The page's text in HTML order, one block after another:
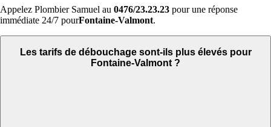
Appelez Plombier Samuel au 0476/23.23.23 pour une réponse
immédiate 24/7 pourFontaine-Valmont.
Les tarifs de débouchage sont-ils plus élevés pour
Fontaine-Valmont ?